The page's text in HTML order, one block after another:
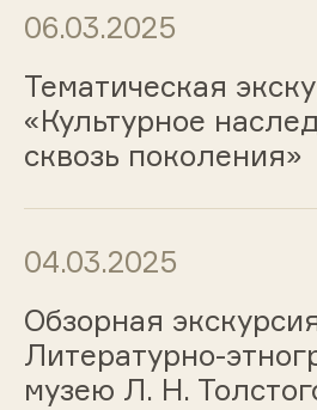
06.03.2025
Тематическая
«Культурное
сквозь поколения»
04.03.2025
Обзорная
Литературно-
музею Л. Н.